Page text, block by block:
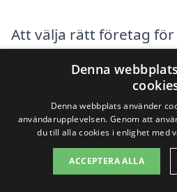
Att välja rätt företag
olika offerter. Genom
plattform som vår gör
flera erbjudanden från
Detta kan ge dig en
Denna
Denna webbplats använder
användarupplevelsen. Genom att
du till alla cookies i enlighet med
ACCEPTERA ALLA